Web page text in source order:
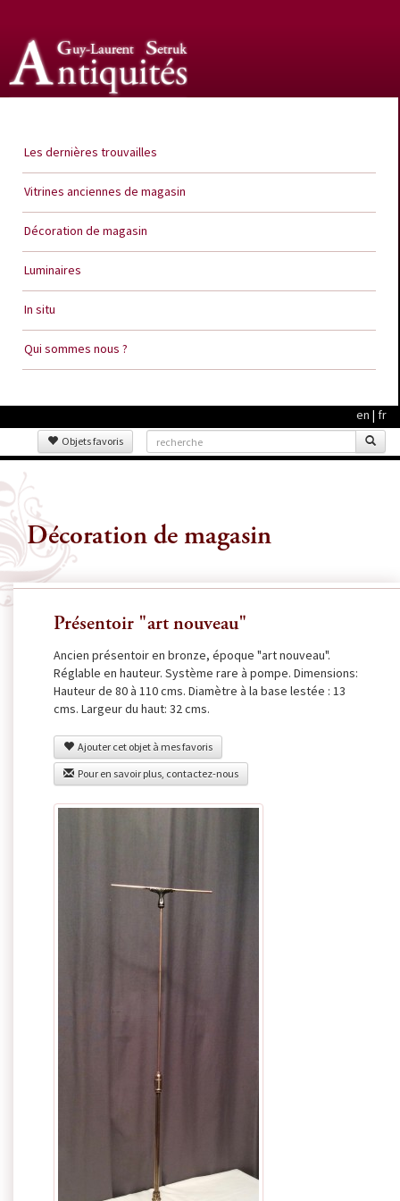
Les dernières trouvailles
Vitrines anciennes de magasin
Décoration de magasin
Luminaires
In situ
Qui sommes nous ?
en | fr
Objets favoris
Décoration de magasin
Présentoir "art nouveau"
Ancien présentoir en bronze, époque "art nouveau".
Réglable en hauteur. Système rare à pompe. Dimensions:
Hauteur de 80 à 110 cms. Diamètre à la base lestée : 13
cms. Largeur du haut: 32 cms.
Ajouter cet objet à mes favoris
Pour en savoir plus, contactez-nous